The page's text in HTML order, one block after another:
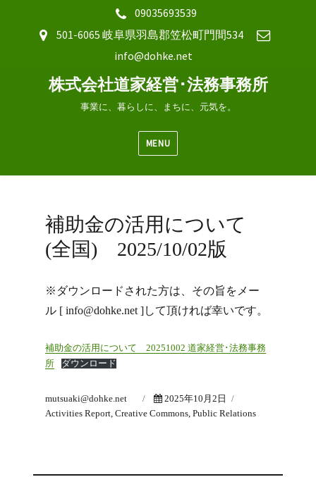
09035693539
501-6065 岐阜県羽島郡笠松町門間534
info@dohke.net
株式会社道家経営･法務事務所
事業に、暮らしに、まちに、元気を。
MENU
補助金の活用について
(全国) 2025/10/02版
※ダウンロードされた方は、その旨をメー
ル [ info@dohke.net ]して頂ければ幸いです。
補助金の活用について 20251002 道家経営･法務事務
所
ダウンロード
Author
mutsuaki@dohke.net
Posted
on
2025年10月2日
Activities Report ,Creative Commons ,Public Relations